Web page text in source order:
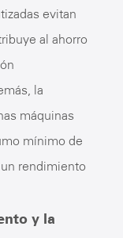
evitan
al ahorro
la
máquinas
mínimo de
rendimiento
y la